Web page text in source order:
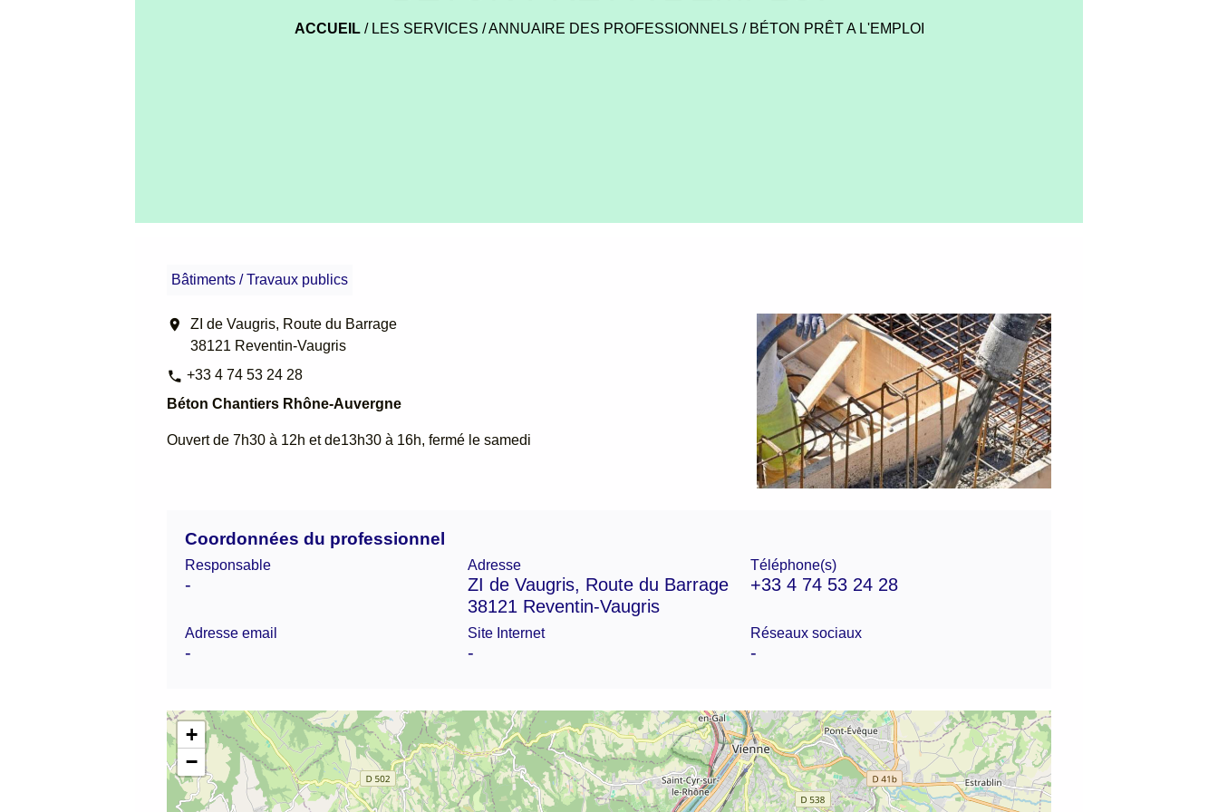
ACCUEIL/ LES SERVICES /ANNUAIRE DES PROFESSIONNELS / BÉTON PRÊT A L'EMPLOI
Bâtiments / Travaux publics
location_on
ZI de Vaugris, Route du Barrage
38121 Reventin-Vaugris
phone +33 4 74 53 24 28
Béton Chantiers Rhône-Auvergne
Ouvert de 7h30 à 12h et de13h30 à 16h, fermé le samedi
Coordonnées du professionnel
Responsable
-
Adresse
ZI de Vaugris, Route du Barrage
38121 Reventin-Vaugris
Téléphone(s)
+33 4 74 53 24 28
Adresse email
-
Site Internet
-
Réseaux sociaux
-
+
−